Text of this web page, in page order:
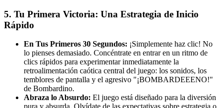
5. Tu Primera Victoria: Una Estrategia de Inicio
Rápido
En Tus Primeros 30 Segundos: ¡Simplemente haz clic! No
lo pienses demasiado. Concéntrate en entrar en un ritmo de
clics rápidos para experimentar inmediatamente la
retroalimentación caótica central del juego: los sonidos, los
temblores de pantalla y el agresivo "¡BOMBARDEEENO!"
de Bombardino.
Abraza lo Absurdo: El juego está diseñado para la diversión